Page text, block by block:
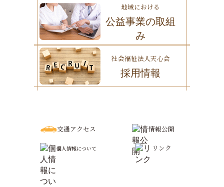
地域における
公益事業の取組
み
社会福祉法人天心会
採用情報
交通アクセス 情報公開
個人情報について リンク